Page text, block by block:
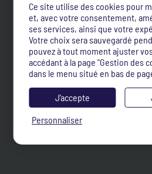
Ce site utilise des cookies pour
et, avec votre consentement,
ses services, ainsi que votre
Votre choix sera sauvegardé
pouvez à tout moment ajuster
accédant à la page "Gestion des
dans le menu situé en bas de
J’accepte
Personnaliser